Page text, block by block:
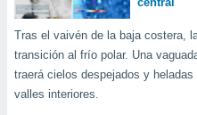
en
interés
a lo que
Para
Tras el vaivén de la baja costera,
transición al frío polar. Una
traerá cielos despejados y
valles interiores.